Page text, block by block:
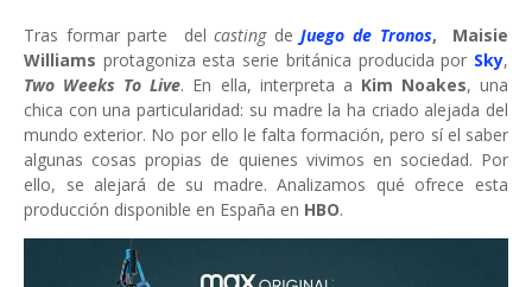
Tras formar parte delcasting deJuego de Tronos,
Maisie
Williams protagoniza esta serie británica producida por Sky,
Two Weeks To Live. En ella, interpreta a Kim Noakes, una
chica con una particularidad: su madre la ha criado alejada del
mundo exterior. No por ello le falta formación, pero sí el saber
algunas cosas propias de quienes vivimos en sociedad. Por
ello, se alejará de su madre. Analizamos qué ofrece esta
producción disponible en España en HBO.